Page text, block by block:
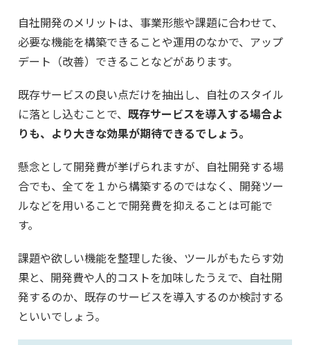
自社開発のメリットは、事業形態や課題に合わせて、
必要な機能を構築できることや運用のなかで、アップ
デート（改善）できることなどがあります。
既存サービスの良い点だけを抽出し、自社のスタイル
に落とし込むことで、 既存サービスを導入する場合よ
りも、より大きな効果が期待できるでしょう。
懸念として開発費が挙げられますが、自社開発する場
合でも、全てを１から構築するのではなく、開発ツー
ルなどを用いることで開発費を抑えることは可能で
す。
課題や欲しい機能を整理した後、ツールがもたらす効
果と、開発費や人的コストを加味したうえで、自社開
発するのか、既存のサービスを導入するのか検討する
といいでしょう。